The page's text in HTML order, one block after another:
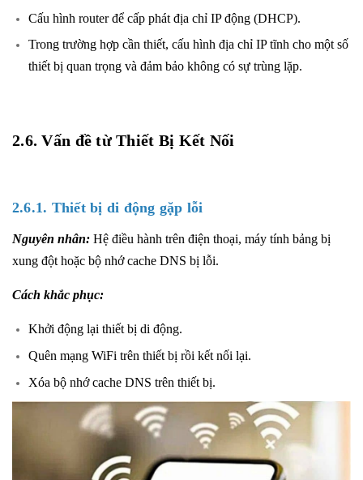
Cấu hình router để cấp phát địa chỉ IP động (DHCP).
Trong trường hợp cần thiết, cấu hình địa chỉ IP tĩnh cho một số
thiết bị quan trọng và đảm bảo không có sự trùng lặp.
2.6. Vấn đề từ Thiết Bị Kết Nối
2.6.1. Thiết bị di động gặp lỗi
Nguyên nhân: Hệ điều hành trên điện thoại, máy tính bảng bị
xung đột hoặc bộ nhớ cache DNS bị lỗi.
Cách khắc phục:
Khởi động lại thiết bị di động.
Quên mạng WiFi trên thiết bị rồi kết nối lại.
Xóa bộ nhớ cache DNS trên thiết bị.